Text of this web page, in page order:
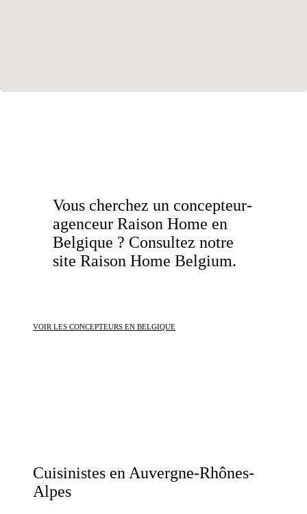
Vous cherchez un concepteur-
agenceur Raison Home en
Belgique ? Consultez notre
site Raison Home Belgium.
VOIR LES CONCEPTEURS EN BELGIQUE
Cuisinistes en Auvergne-Rhônes-
Alpes